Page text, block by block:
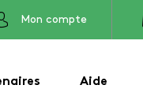
Mon compte
Aide